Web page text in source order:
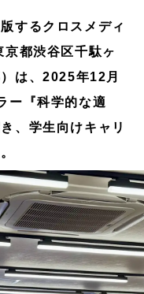
するクロスメディ
都渋谷区千駄ヶ
は、2025年12月
ー『科学的な適
、学生向けキャリ